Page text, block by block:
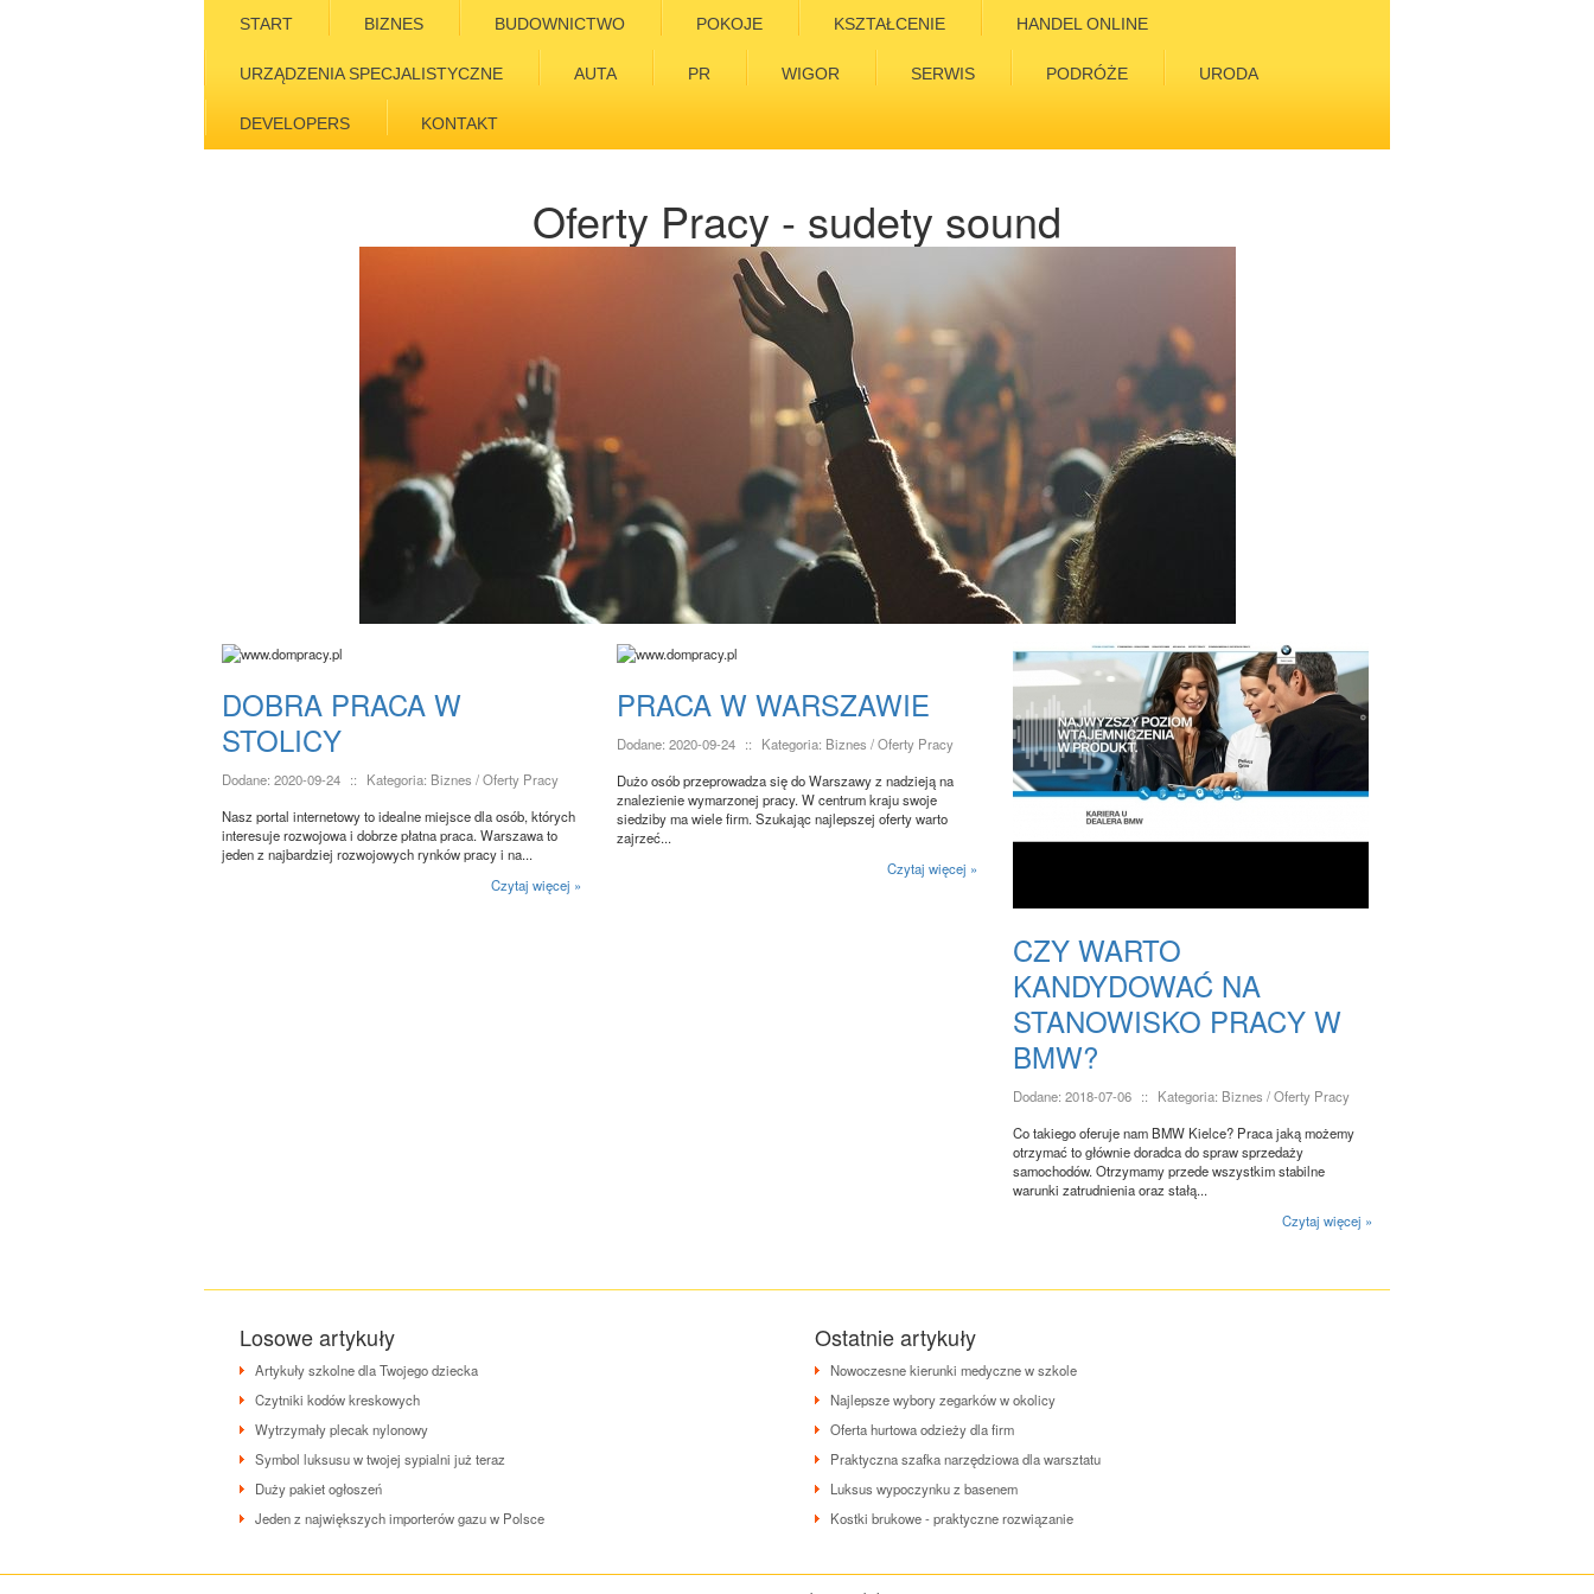
START BIZNES BUDOWNICTWO POKOJE KSZTAŁCENIE HANDEL ONLINE
URZĄDZENIA SPECJALISTYCZNE AUTA PR WIGOR SERWIS PODRÓŻE URODA
DEVELOPERS KONTAKT
Oferty Pracy - sudety sound
DOBRA PRACA W
STOLICY
Dodane: 2020-09-24 ::
Kategoria: Biznes / Oferty Pracy
Nasz portal internetowy to idealne miejsce dla osób, których
interesuje rozwojowa i dobrze płatna praca. Warszawa to
jeden z najbardziej rozwojowych rynków pracy i na...
Czytaj więcej »
PRACA W WARSZAWIE
Dodane: 2020-09-24 ::
Kategoria: Biznes / Oferty Pracy
Dużo osób przeprowadza się do Warszawy z nadzieją na
znalezienie wymarzonej pracy. W centrum kraju swoje
siedziby ma wiele firm. Szukając najlepszej oferty warto
zajrzeć...
Czytaj więcej »
CZY WARTO
KANDYDOWAĆ NA
STANOWISKO PRACY W
BMW?
Dodane: 2018-07-06 ::
Kategoria: Biznes / Oferty Pracy
Co takiego oferuje nam BMW Kielce? Praca jaką możemy
otrzymać to głównie doradca do spraw sprzedaży
samochodów. Otrzymamy przede wszystkim stabilne
warunki zatrudnienia oraz stałą...
Czytaj więcej »
Losowe artykuły
Artykuły szkolne dla Twojego dziecka
Czytniki kodów kreskowych
Wytrzymały plecak nylonowy
Symbol luksusu w twojej sypialni już teraz
Duży pakiet ogłoszeń
Jeden z największych importerów gazu w Polsce
Ostatnie artykuły
Nowoczesne kierunki medyczne w szkole
Najlepsze wybory zegarków w okolicy
Oferta hurtowa odzieży dla firm
Praktyczna szafka narzędziowa dla warsztatu
Luksus wypoczynku z basenem
Kostki brukowe - praktyczne rozwiązanie